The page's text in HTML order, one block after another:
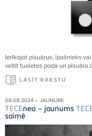
Ierīkojot pisuārus, īpašnieks
veltīt tualetes poda un pisuāra
LASĪT RAKSTU
08.08.2024 – JAUNUMI
TECEneo – jaunums
saimē